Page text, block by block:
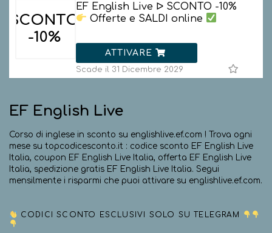
SCONTO
-10%
EF English Live ᐅ SCONTO -10%
Offerte e SALDI online
ATTIVARE
Scade il 31 Dicembre 2029
EF English Live
Corso di inglese in sconto su englishlive.ef.com ! Trova ogni
mese su topcodicesconto.it : codice sconto EF English Live
Italia, coupon EF English Live Italia, offerta EF English Live
Italia, spedizione gratis EF English Live Italia. Segui
mensilmente i risparmi che puoi attivare su englishlive.ef.com.
CODICI SCONTO ESCLUSIVI SOLO SU TELEGRAM